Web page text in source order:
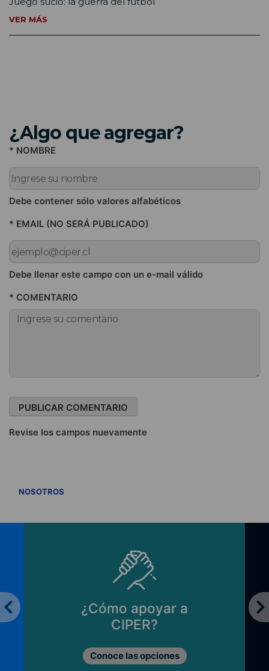
VER MÁS
¿Algo que agregar?
* NOMBRE
Debe contener sólo valores alfabéticos
* EMAIL (NO SERÁ PUBLICADO)
Debe llenar este campo con un e-mail válido
* COMENTARIO
Revise los campos nuevamente
NOSOTROS
¿Cómo apoyar a
CIPER?
Conoce las opciones